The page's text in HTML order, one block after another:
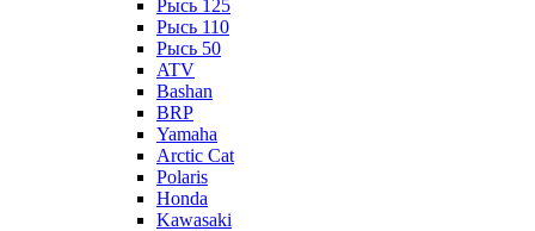
Рысь 125
Рысь 110
Рысь 50
ATV
Bashan
BRP
Yamaha
Arctic Cat
Polaris
Honda
Kawasaki